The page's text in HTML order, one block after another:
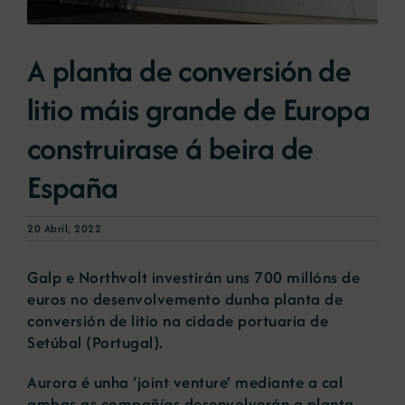
Portal de emprego
A planta de conversión de
litio máis grande de Europa
construirase á beira de
España
20 Abril, 2022
Galp e Northvolt investirán uns 700 millóns de
euros no desenvolvemento dunha planta de
conversión de litio na cidade portuaria de
Setúbal (Portugal).
Aurora é unha ‘joint venture’ mediante a cal